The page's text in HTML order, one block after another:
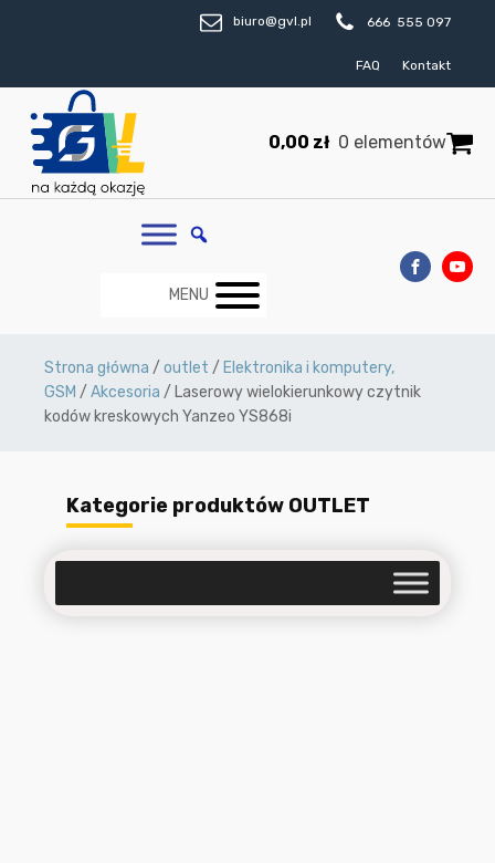
biuro@gvl.pl 666 555 097
FAQ Kontakt
0,00 zł 0 elementów
MENU
Strona główna / outlet / Elektronika i komputery,
GSM / Akcesoria / Laserowy wielokierunkowy czytnik
kodów kreskowych Yanzeo YS868i
Kategorie produktów OUTLET